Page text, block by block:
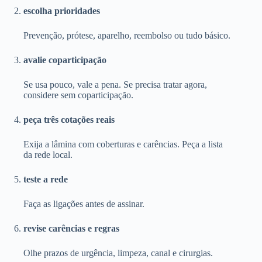
escolha prioridades
Prevenção, prótese, aparelho, reembolso ou tudo básico.
avalie coparticipação
Se usa pouco, vale a pena. Se precisa tratar agora,
considere sem coparticipação.
peça três cotações reais
Exija a lâmina com coberturas e carências. Peça a lista
da rede local.
teste a rede
Faça as ligações antes de assinar.
revise carências e regras
Olhe prazos de urgência, limpeza, canal e cirurgias.